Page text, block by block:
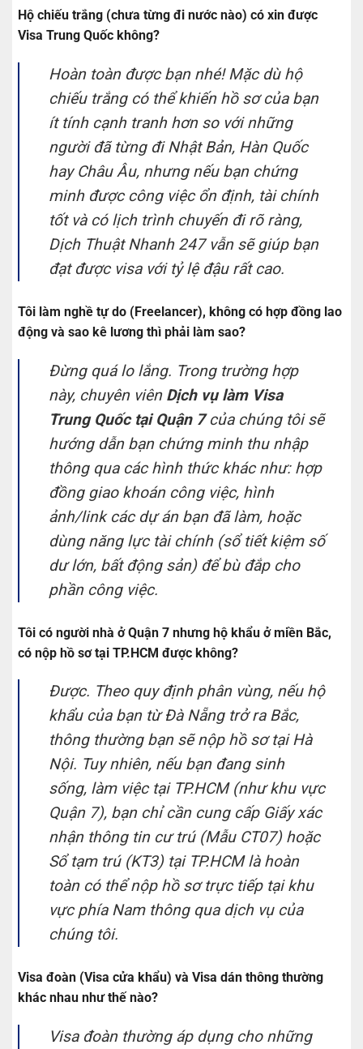
Hộ chiếu trắng (chưa từng đi nước nào) có xin được
Visa Trung Quốc không?
Hoàn toàn được bạn nhé! Mặc dù hộ
chiếu trắng có thể khiến hồ sơ của bạn
ít tính cạnh tranh hơn so với những
người đã từng đi Nhật Bản, Hàn Quốc
hay Châu Âu, nhưng nếu bạn chứng
minh được công việc ổn định, tài chính
tốt và có lịch trình chuyến đi rõ ràng,
Dịch Thuật Nhanh 247 vẫn sẽ giúp bạn
đạt được visa với tỷ lệ đậu rất cao.
Tôi làm nghề tự do (Freelancer), không có hợp đồng lao
động và sao kê lương thì phải làm sao?
Đừng quá lo lắng. Trong trường hợp
này, chuyên viên Dịch vụ làm Visa
Trung Quốc tại Quận 7của chúng tôi sẽ
hướng dẫn bạn chứng minh thu nhập
thông qua các hình thức khác như: hợp
đồng giao khoán công việc, hình
ảnh/link các dự án bạn đã làm, hoặc
dùng năng lực tài chính (sổ tiết kiệm số
dư lớn, bất động sản) để bù đắp cho
phần công việc.
Tôi có người nhà ở Quận 7 nhưng hộ khẩu ở miền Bắc,
có nộp hồ sơ tại TP.HCM được không?
Được. Theo quy định phân vùng, nếu hộ
khẩu của bạn từ Đà Nẵng trở ra Bắc,
thông thường bạn sẽ nộp hồ sơ tại Hà
Nội. Tuy nhiên, nếu bạn đang sinh
sống, làm việc tại TP.HCM (như khu vực
Quận 7), bạn chỉ cần cung cấp Giấy xác
nhận thông tin cư trú (Mẫu CT07) hoặc
Sổ tạm trú (KT3) tại TP.HCM là hoàn
toàn có thể nộp hồ sơ trực tiếp tại khu
vực phía Nam thông qua dịch vụ của
chúng tôi.
Visa đoàn (Visa cửa khẩu) và Visa dán thông thường
khác nhau như thế nào?
Visa đoàn thường áp dụng cho những